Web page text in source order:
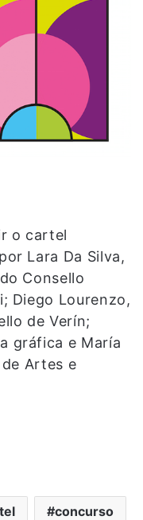
o cartel
Lara Da Silva,
Consello
Diego Lourenzo,
de Verín;
gráfica e María
Artes e
concurso